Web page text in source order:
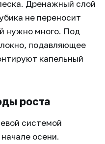
Дренажный слой
не переносит
нужно много. Под
подавляющее
капельный
роста
системой
осени.